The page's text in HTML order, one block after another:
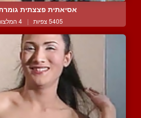
אסיאתית פצצתית
5405 צפיות | 4 המלצות